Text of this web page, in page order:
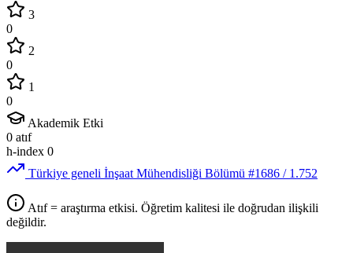
3
0
2
0
1
0
Akademik Etki
0 atıf
h-index 0
Türkiye geneli İnşaat Mühendisliği Bölümü #1686 / 1.752
Atıf = araştırma etkisi. Öğretim kalitesi ile doğrudan ilişkili
değildir.